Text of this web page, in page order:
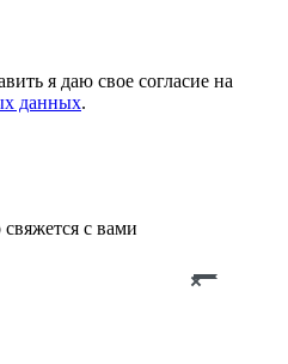
я даю свое согласие на
данных.
с вами